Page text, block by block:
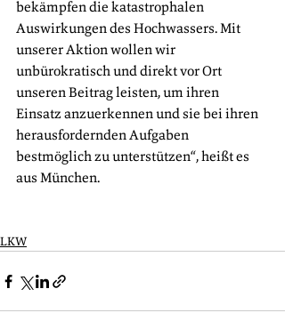
bekämpfen die katastrophalen
Auswirkungen des Hochwassers. Mit
unserer Aktion wollen wir
unbürokratisch und direkt vor Ort
unseren Beitrag leisten, um ihren
Einsatz anzuerkennen und sie bei ihren
herausfordernden Aufgaben
bestmöglich zu unterstützen“, heißt es
aus München.
LKW